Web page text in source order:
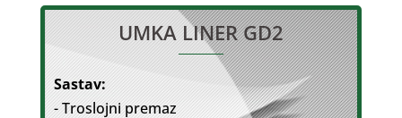
UMKA LINER GD2
Sastav:
- Troslojni premaz